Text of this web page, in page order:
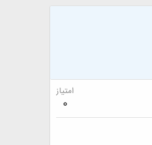
امتیاز
0